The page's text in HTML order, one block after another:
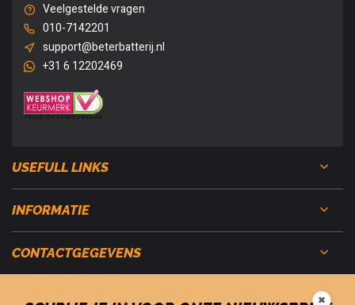
Veelgestelde vragen
010-7142201
support@beterbatterij.nl
+31 6 12202469
USEFULL LINKS
INFORMATIE
CONTACTGEGEVENS
✖